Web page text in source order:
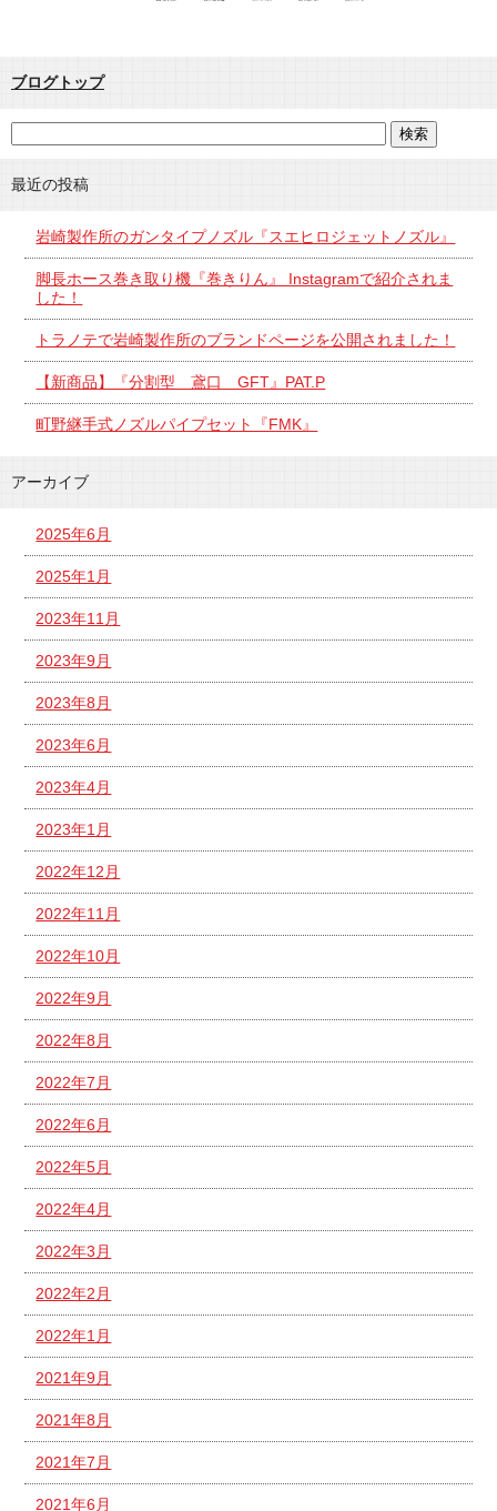
ブログトップ
最近の投稿
岩崎製作所のガンタイプノズル『スエヒロジェットノズル』
脚長ホース巻き取り機『巻きりん』 Instagramで紹介されま
した！
トラノテで岩崎製作所のブランドページを公開されました！
【新商品】『分割型 鳶口 GFT』PAT.P
町野継手式ノズルパイプセット『FMK』
アーカイブ
2025年6月
2025年1月
2023年11月
2023年9月
2023年8月
2023年6月
2023年4月
2023年1月
2022年12月
2022年11月
2022年10月
2022年9月
2022年8月
2022年7月
2022年6月
2022年5月
2022年4月
2022年3月
2022年2月
2022年1月
2021年9月
2021年8月
2021年7月
2021年6月